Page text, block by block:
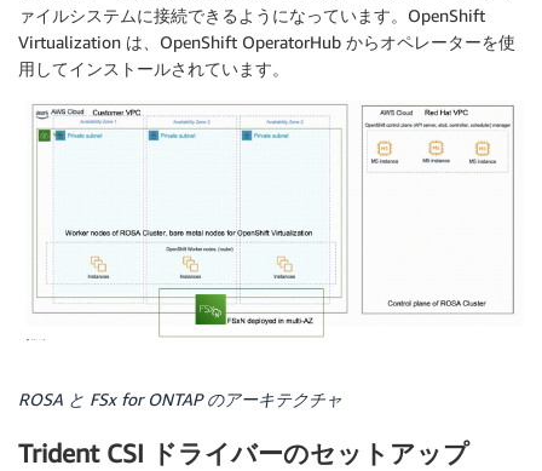
ァイルシステムに接続できるようになっています。OpenShift
Virtualization は、OpenShift OperatorHub からオペレーターを使
用してインストールされています。
ROSA と FSx for ONTAP のアーキテクチャ
Trident CSI ドライバーのセットアップ